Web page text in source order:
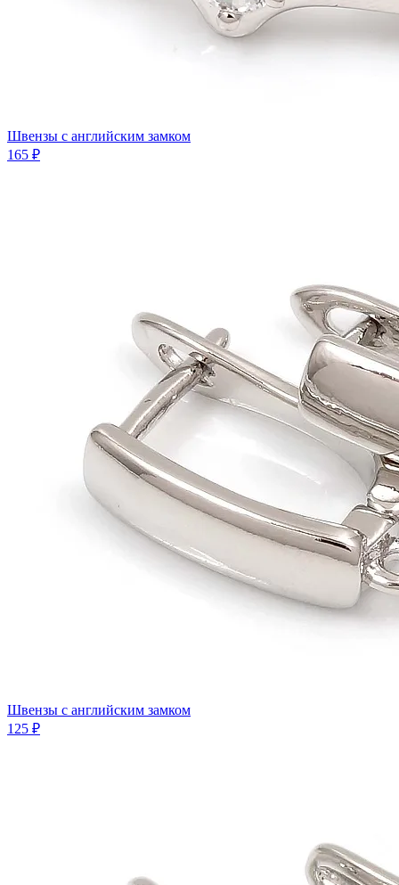
Швензы с английским замком
165 ₽
Швензы с английским замком
125 ₽